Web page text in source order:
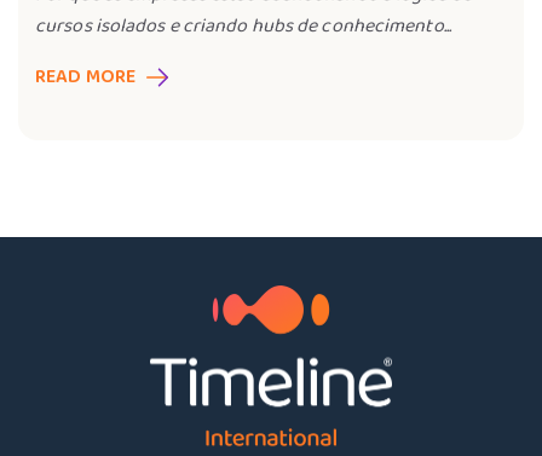
cursos isolados e criando hubs de conhecimento...
READ MORE